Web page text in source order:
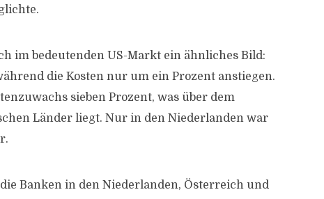
im bedeutenden US-Markt ein ähnliches Bild:
die Kosten nur um ein Prozent anstiegen.
sieben Prozent, was über dem
Länder liegt. Nur in den Niederlanden war
Banken in den Niederlanden, Österreich und